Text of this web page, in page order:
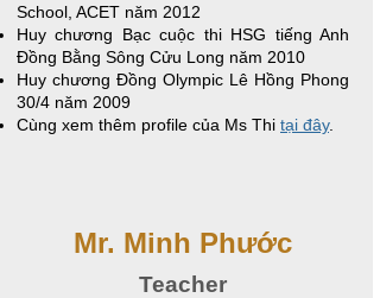
School, ACET năm 2012
Huy chương Bạc cuộc thi HSG tiếng Anh
Đồng Bằng Sông Cửu Long năm 2010
Huy chương Đồng Olympic Lê Hồng Phong
30/4 năm 2009
Cùng xem thêm profile của Ms Thi tại đây.
Mr. Minh Phước
Teacher